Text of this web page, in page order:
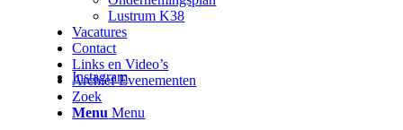
Instagram
Lustrum K38
Vacatures
Contact
Links en Video’s
Archief Evenementen
Zoek
Menu Menu